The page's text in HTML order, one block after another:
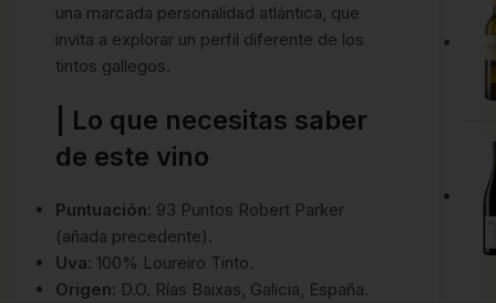
una marcada personalidad atlántica, que
invita a explorar un perfil diferente de los
tintos gallegos.
| Lo que necesitas saber
de este vino
Puntuación: 93 Puntos Robert Parker
(añada precedente).
Uva: 100% Loureiro Tinto.
Origen: D.O. Rías Baixas, Galicia, España.